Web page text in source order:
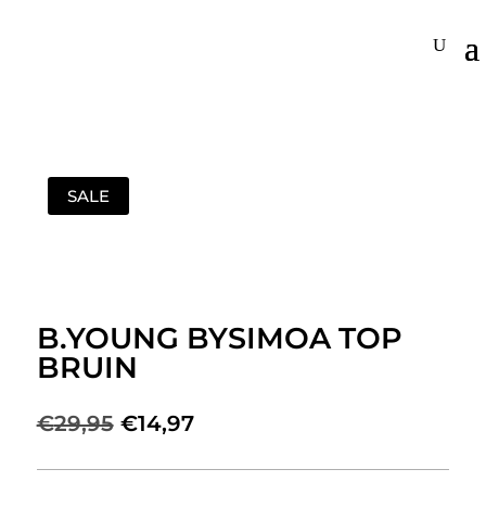
SALE
B.YOUNG BYSIMOA TOP
BRUIN
€29,95 Oorspronkelijke
was:
€14,97Huidige
is: